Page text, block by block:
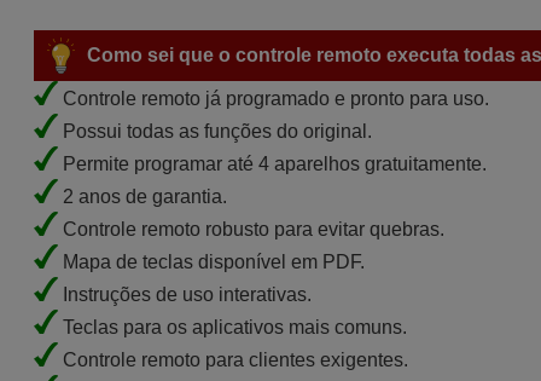
Como sei que o controle remoto executa todas
Controle remoto já programado e pronto para uso.
Possui todas as funções do original.
Permite programar até 4 aparelhos gratuitamente.
2 anos de garantia.
Controle remoto robusto para evitar quebras.
Mapa de teclas disponível em PDF.
Instruções de uso interativas.
Teclas para os aplicativos mais comuns.
Controle remoto para clientes exigentes.